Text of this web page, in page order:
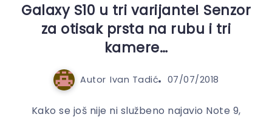
Galaxy S10 u tri varijante! Senzor
za otisak prsta na rubu i tri
kamere…
Autor Ivan Tadić 07/07/2018
Kako se još nije ni službeno najavio Note 9,